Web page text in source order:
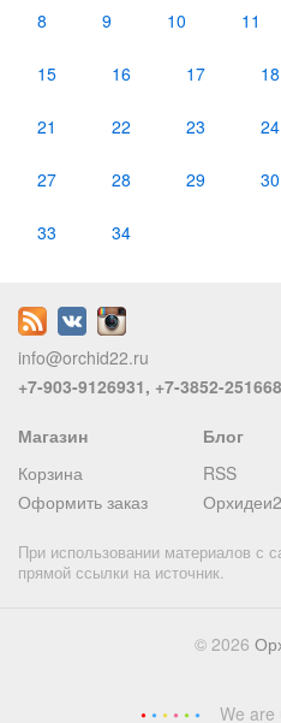
8 9 10 11
15 16 17 18
21 22 23 24
27 28 29 30
33 34
info@orchid22.ru
+7-903-9126931, +7-3852-251668
Магазин
Корзина
Оформить заказ
Блог
RSS
При использовании материалов с
прямой ссылки на источник.
© 2026
We are